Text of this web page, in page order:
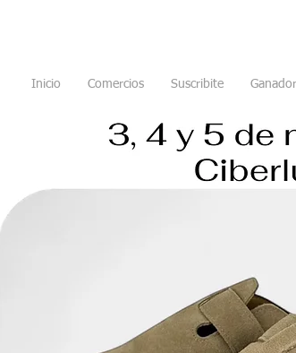
Inicio Comercios Suscribite
Zuecos de la